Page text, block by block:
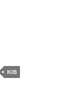
KIB